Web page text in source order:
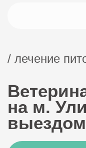
/ лечение
на м.